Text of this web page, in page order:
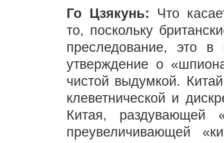
Го Цзякунь: Что
то, поскольку
преследование, это в
утверждение о
чистой выдумкой.
клеветнической и
Китая, раздувающей
преувеличивающей